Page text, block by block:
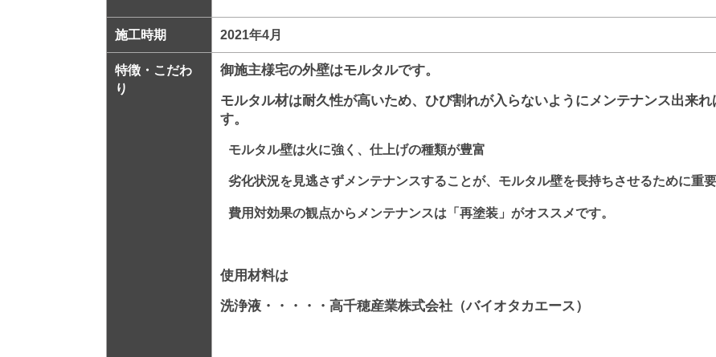
施工時期 2021年4月
特徴・こだわ
り
御施主様宅の外壁はモルタルです。
モルタル材は耐久性が高いため、ひび割れが入らないようにメンテナンス出来
す。
モルタル壁は火に強く、仕上げの種類が豊富
劣化状況を見逃さずメンテナンスすることが、モルタル壁を長持ちさせるために重要
費用対効果の観点からメンテナンスは「再塗装」がオススメです。
使用材料は
洗浄液・・・・・高千穂産業株式会社（バイオタカエース）